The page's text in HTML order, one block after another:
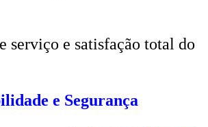
serviço e satisfação total do
e Segurança